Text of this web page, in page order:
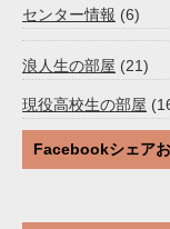
センター情報 (6)
浪人生の部屋 (21)
現役高校生の部屋
Facebookシェア